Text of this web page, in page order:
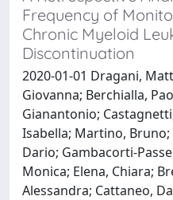
Frequency of
Chronic Myeloid
Discontinuation
2020-01-01 Dragani,
Giovanna; Berchialla,
Gianantonio;
Isabella; Martino,
Dario; Gambacorti-
Monica; Elena, Chiara;
Alessandra; Cattaneo,